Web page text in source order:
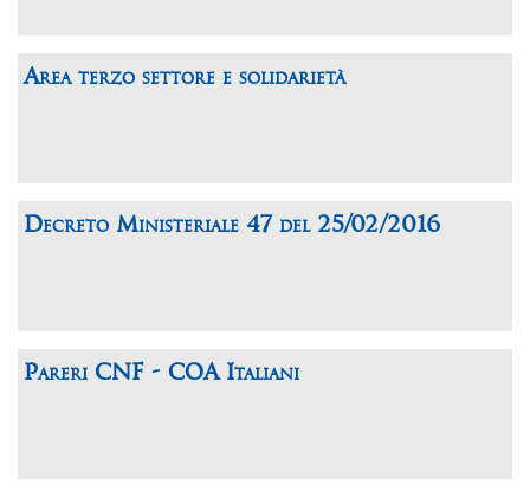
Area terzo settore e solidarietà
Decreto Ministeriale 47 del 25/02/2016
Pareri CNF - COA Italiani